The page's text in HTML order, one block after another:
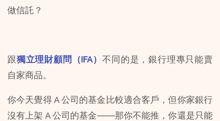
做信託？
跟獨立理財顧問（IFA）不同的是，銀行理專只能賣
自家商品。
你今天覺得 A 公司的基金比較適合客戶，但你家銀行
沒有上架 A 公司的基金——那你不能推，你還是只能